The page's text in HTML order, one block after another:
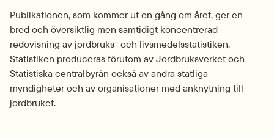
Publikationen, som kommer ut en gång om året, ger en
bred och översiktlig men samtidigt koncentrerad
redovisning av jordbruks- och livsmedelsstatistiken.
Statistiken produceras förutom av Jordbruksverket och
Statistiska centralbyrån också av andra statliga
myndigheter och av organisationer med anknytning till
jordbruket.